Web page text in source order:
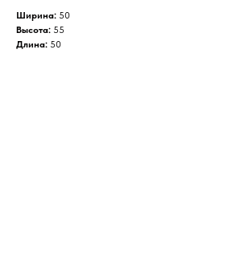
Ширина: 50
Высота: 55
Длина: 50